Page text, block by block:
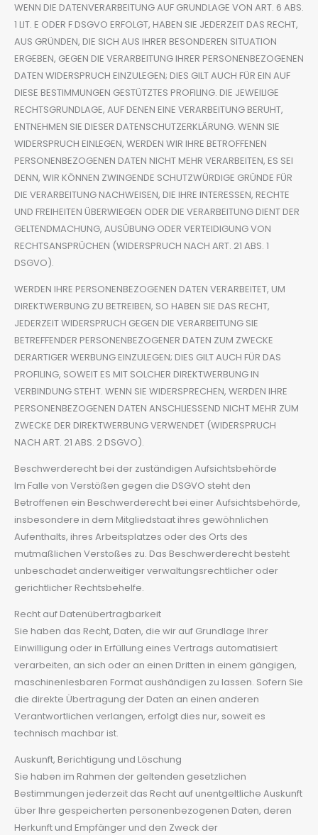
WENN DIE DATENVERARBEITUNG AUF GRUNDLAGE VON ART. 6 ABS.
1 LIT. E ODER F DSGVO ERFOLGT, HABEN SIE JEDERZEIT DAS RECHT,
AUS GRÜNDEN, DIE SICH AUS IHRER BESONDEREN SITUATION
ERGEBEN, GEGEN DIE VERARBEITUNG IHRER PERSONENBEZOGENEN
DATEN WIDERSPRUCH EINZULEGEN; DIES GILT AUCH FÜR EIN AUF
DIESE BESTIMMUNGEN GESTÜTZTES PROFILING. DIE JEWEILIGE
RECHTSGRUNDLAGE, AUF DENEN EINE VERARBEITUNG BERUHT,
ENTNEHMEN SIE DIESER DATENSCHUTZERKLÄRUNG. WENN SIE
WIDERSPRUCH EINLEGEN, WERDEN WIR IHRE BETROFFENEN
PERSONENBEZOGENEN DATEN NICHT MEHR VERARBEITEN, ES SEI
DENN, WIR KÖNNEN ZWINGENDE SCHUTZWÜRDIGE GRÜNDE FÜR
DIE VERARBEITUNG NACHWEISEN, DIE IHRE INTERESSEN, RECHTE
UND FREIHEITEN ÜBERWIEGEN ODER DIE VERARBEITUNG DIENT DER
GELTENDMACHUNG, AUSÜBUNG ODER VERTEIDIGUNG VON
RECHTSANSPRÜCHEN (WIDERSPRUCH NACH ART. 21 ABS. 1
DSGVO).
WERDEN IHRE PERSONENBEZOGENEN DATEN VERARBEITET, UM
DIREKTWERBUNG ZU BETREIBEN, SO HABEN SIE DAS RECHT,
JEDERZEIT WIDERSPRUCH GEGEN DIE VERARBEITUNG SIE
BETREFFENDER PERSONENBEZOGENER DATEN ZUM ZWECKE
DERARTIGER WERBUNG EINZULEGEN; DIES GILT AUCH FÜR DAS
PROFILING, SOWEIT ES MIT SOLCHER DIREKTWERBUNG IN
VERBINDUNG STEHT. WENN SIE WIDERSPRECHEN, WERDEN IHRE
PERSONENBEZOGENEN DATEN ANSCHLIESSEND NICHT MEHR ZUM
ZWECKE DER DIREKTWERBUNG VERWENDET (WIDERSPRUCH
NACH ART. 21 ABS. 2 DSGVO).
Beschwerde­recht bei der zuständigen Aufsichts­behörde
Im Falle von Verstößen gegen die DSGVO steht den
Betroffenen ein Beschwerderecht bei einer Aufsichtsbehörde,
insbesondere in dem Mitgliedstaat ihres gewöhnlichen
Aufenthalts, ihres Arbeitsplatzes oder des Orts des
mutmaßlichen Verstoßes zu. Das Beschwerderecht besteht
unbeschadet anderweitiger verwaltungsrechtlicher oder
gerichtlicher Rechtsbehelfe.
Recht auf Daten­übertrag­barkeit
Sie haben das Recht, Daten, die wir auf Grundlage Ihrer
Einwilligung oder in Erfüllung eines Vertrags automatisiert
verarbeiten, an sich oder an einen Dritten in einem gängigen,
maschinenlesbaren Format aushändigen zu lassen. Sofern Sie
die direkte Übertragung der Daten an einen anderen
Verantwortlichen verlangen, erfolgt dies nur, soweit es
technisch machbar ist.
Auskunft, Berichtigung und Löschung
Sie haben im Rahmen der geltenden gesetzlichen
Bestimmungen jederzeit das Recht auf unentgeltliche Auskunft
über Ihre gespeicherten personenbezogenen Daten, deren
Herkunft und Empfänger und den Zweck der